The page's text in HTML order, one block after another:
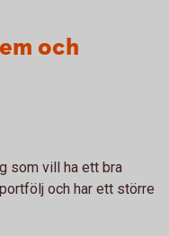
och
som vill ha ett bra
och har ett större